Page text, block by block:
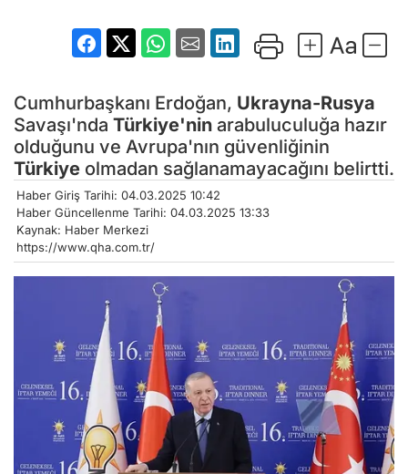
Cumhurbaşkanı Erdoğan, Ukrayna-Rusya
Savaşı'nda Türkiye'nin arabuluculuğa hazır
olduğunu ve Avrupa'nın güvenliğinin
Türkiye olmadan sağlanamayacağını belirtti.
Haber Giriş Tarihi: 04.03.2025 10:42
Haber Güncellenme Tarihi: 04.03.2025 13:33
Kaynak: Haber Merkezi
https://www.qha.com.tr/